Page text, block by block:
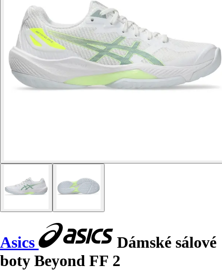
Asics
Dámské sálové
boty Beyond FF 2